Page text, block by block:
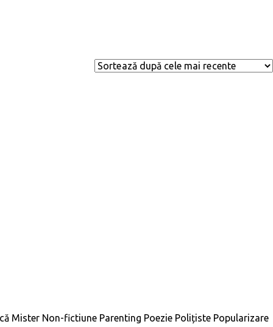
Mister Non-fictiune Parenting Poezie Polițiste Popularizare